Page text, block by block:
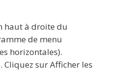
haut à droite du
de menu
horizontales).
Cliquez sur Afficher les